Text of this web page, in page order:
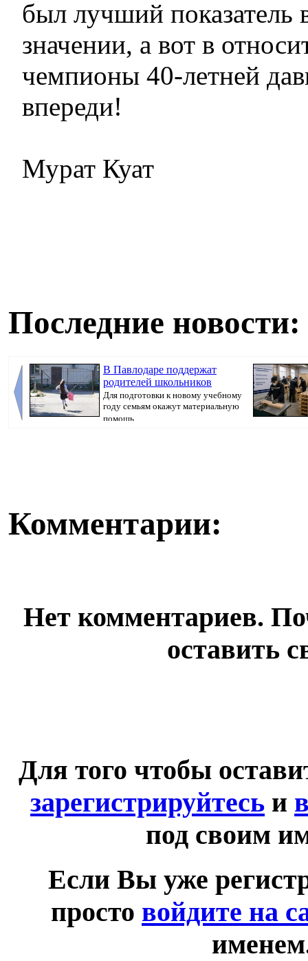
был лучший показатель
значении, а вот в
чемпионы 40-летней
впереди!
Мурат Куат
Последние новости:
В Павлодаре поддержат
родителей школьников
Для подготовки к новому учебному
году семьям окажут материальную
помощь, ...
Комментарии:
Нет комментариев.
оставить
Для того чтобы
зарегистрируйтесь и
под своим
Если Вы уже
просто войдите на